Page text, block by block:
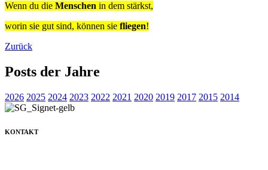
Wenn du die Menschen in dem stärkst,
worin sie gut sind, können sie fliegen!
Zurück
Posts der Jahre
2026 2025 2024 2023 2022 2021 2020 2019 2017 2015 2014
KONTAKT